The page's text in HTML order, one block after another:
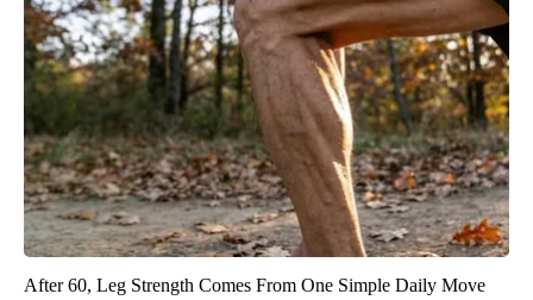
After 60, Leg Strength Comes From One Simple Daily Move